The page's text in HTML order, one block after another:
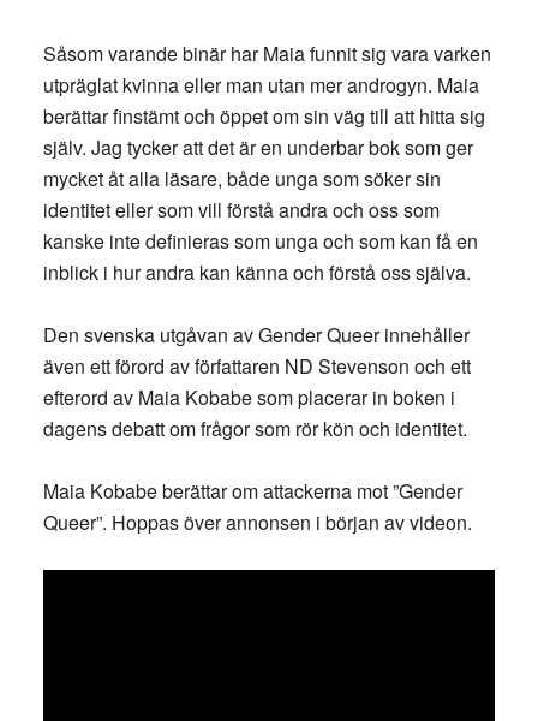
Såsom varande binär har Maia funnit sig vara varken
utpräglat kvinna eller man utan mer androgyn. Maia
berättar finstämt och öppet om sin väg till att hitta sig
själv. Jag tycker att det är en underbar bok som ger
mycket åt alla läsare, både unga som söker sin
identitet eller som vill förstå andra och oss som
kanske inte definieras som unga och som kan få en
inblick i hur andra kan känna och förstå oss själva.
Den svenska utgåvan av Gender Queer innehåller
även ett förord av författaren ND Stevenson och ett
efterord av Maia Kobabe som placerar in boken i
dagens debatt om frågor som rör kön och identitet.
Maia Kobabe berättar om attackerna mot ”Gender
Queer”. Hoppas över annonsen i början av videon.